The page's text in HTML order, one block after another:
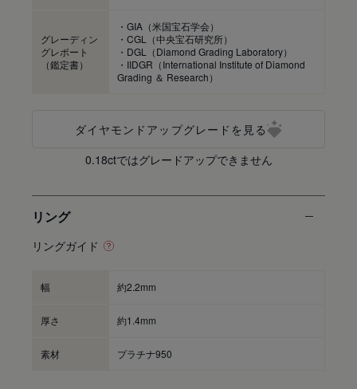
グレーディン
グレポート
（鑑定書）
・GIA（米国宝石学会）
・CGL（中央宝石研究所）
・DGL（Diamond Grading Laboratory）
・IIDGR（International Institute of Diamond
Grading ＆ Research）
ダイヤモンドアップグレードを見る
0.18ctではグレードアップできません
リング
リングガイド
幅 約2.2mm
厚さ 約1.4mm
素材 プラチナ950